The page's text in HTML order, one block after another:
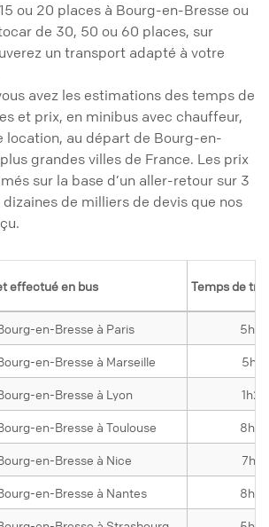
ou 20 places à Bourg-en-Bresse ou
de 30, 50 ou 60 places, sur
un transport adapté à votre
avez les estimations des temps de
et prix, en minibus avec chauffeur,
location, au départ de Bourg-en-
grandes villes de France. Les prix
sur la base d’un aller-retour sur 3
de milliers de devis que nos
effectué en bus Temps de
en-Bresse à Paris
en-Bresse à Marseille 5h10
en-Bresse à Lyon 1h20
en-Bresse à Toulouse
en-Bresse à Nice 7h15
en-Bresse à Nantes